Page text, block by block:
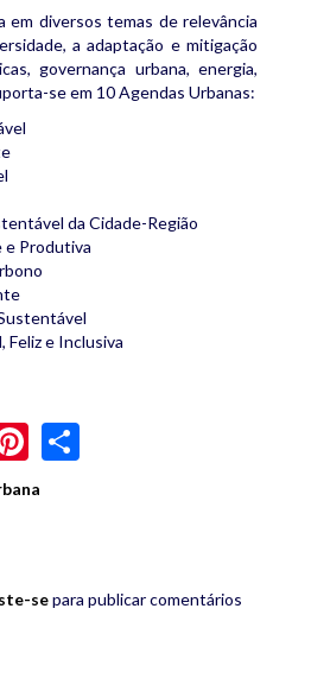
em diversos temas de relevância
a adaptação e mitigação
governança urbana, energia,
se em 10 Agendas Urbanas:
da Cidade-Região
e Produtiva
Feliz e Inclusiva
Pinterest
separa publicar comentários